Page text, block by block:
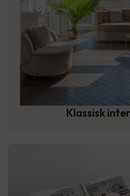
Klassisk